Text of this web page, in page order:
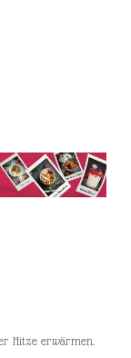
Hitze erwärmen.